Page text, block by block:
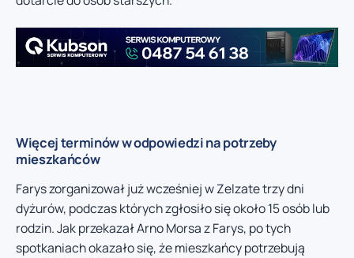
Więcej terminów w odpowiedzi na potrzeby
mieszkańców
Farys zorganizował już wcześniej w Zelzate trzy dni
dyżurów, podczas których zgłosiło się około 15 osób lub
rodzin. Jak przekazał Arno Morsa z Farys, po tych
spotkaniach okazało się, że mieszkańcy potrzebują